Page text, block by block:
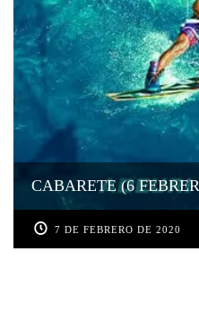
CABARETE (6
7 DE FEBRERO DE 2020